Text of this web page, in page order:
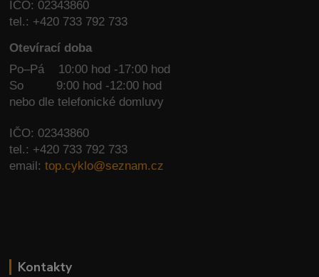
IČO: 02343860
tel.: +420 733 792 733
Otevírací doba
Po–Pá 10:00 hod -17:00 hod
So
9:00 hod -12:00 hod
nebo dle telefonické domluvy
IČO: 02343860
tel.: +420 733 792 733
email:top.cyklo@seznam.cz
Kontakty